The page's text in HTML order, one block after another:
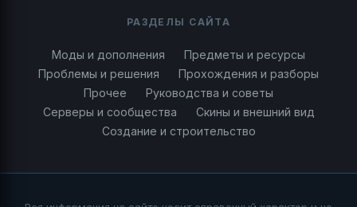
РАЗДЕЛЫ САЙТА
Моды и дополнения
Предметы и ресурсы
Проблемы и решения
Прохождения и разборы
Прочее
Руководства и советы
Серверы и сообщества
Скины и внешний вид
Создание и строительство